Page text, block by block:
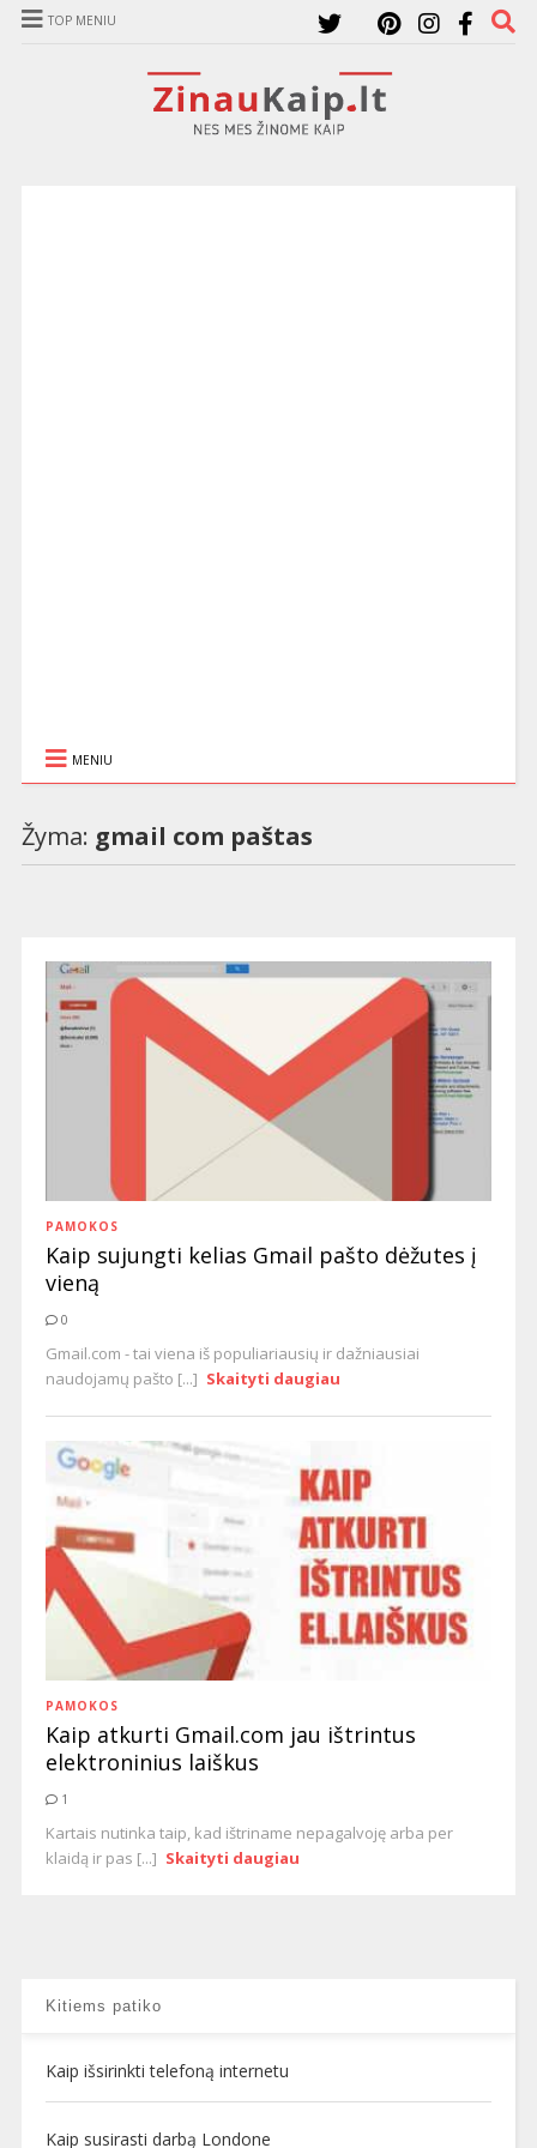
TOP MENIU
MENIU
Žyma: gmail com paštas
PAMOKOS
Kaip sujungti kelias Gmail pašto dėžutes į
vieną
0
Gmail.com - tai viena iš populiariausių ir dažniausiai
naudojamų pašto [...] Skaityti daugiau
PAMOKOS
Kaip atkurti Gmail.com jau ištrintus
elektroninius laiškus
1
Kartais nutinka taip, kad ištriname nepagalvoję arba per
klaidą ir pas [...] Skaityti daugiau
Kitiems patiko
Kaip išsirinkti telefoną internetu
Kaip susirasti darbą Londone